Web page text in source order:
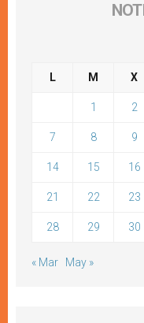
L M X
1 2
7 8 9
14 15 16
21 22 23
28 29 30
« Mar May »